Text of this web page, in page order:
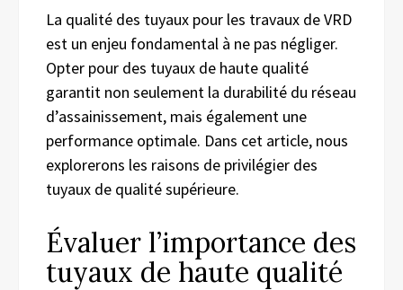
La qualité des tuyaux pour les travaux de VRD
est un enjeu fondamental à ne pas négliger.
Opter pour des tuyaux de haute qualité
garantit non seulement la durabilité du réseau
d’assainissement, mais également une
performance optimale. Dans cet article, nous
explorerons les raisons de privilégier des
tuyaux de qualité supérieure.
Évaluer l’importance des
tuyaux de haute qualité